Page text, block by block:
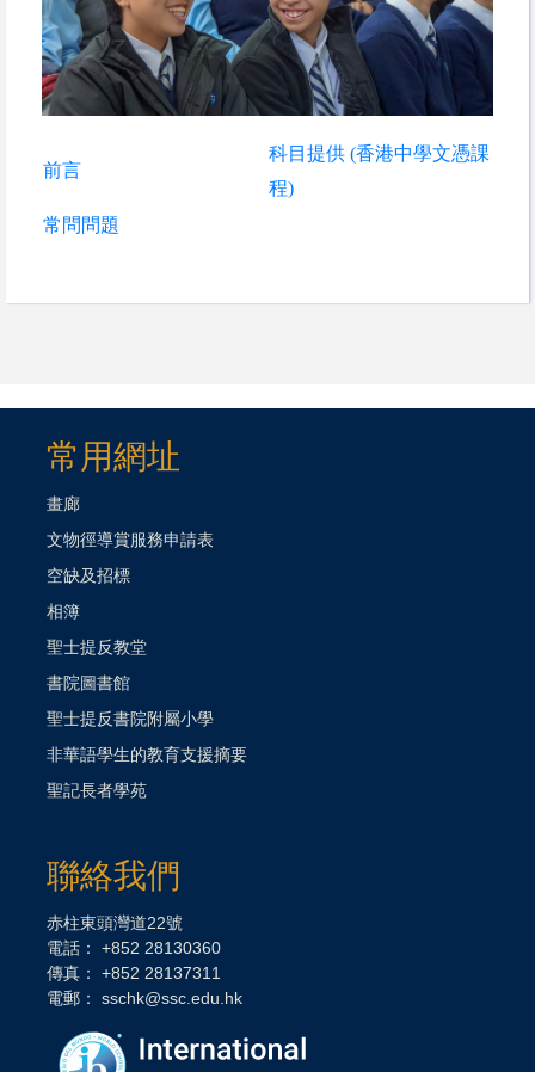
前言
科目提供 (香港中學文憑課
程)
常問問題
常用網址
畫廊
文物徑導賞服務申請表
空缺及招標
相簿
聖士提反教堂
書院圖書館
聖士提反書院附屬小學
非華語學生的教育支援摘要
聖記長者學苑
聯絡我們
赤柱東頭灣道22號
電話： +852 28130360
傳真： +852 28137311
電郵： sschk@ssc.edu.hk